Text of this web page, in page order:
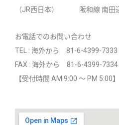
（JR西日本） 阪和線 南田
お電話でのお問い合わせ
TEL : 海外から 81-6-4399-
FAX : 海外から 81-6-4399-
【受付時間 AM 9:00 〜 PM 5:00】